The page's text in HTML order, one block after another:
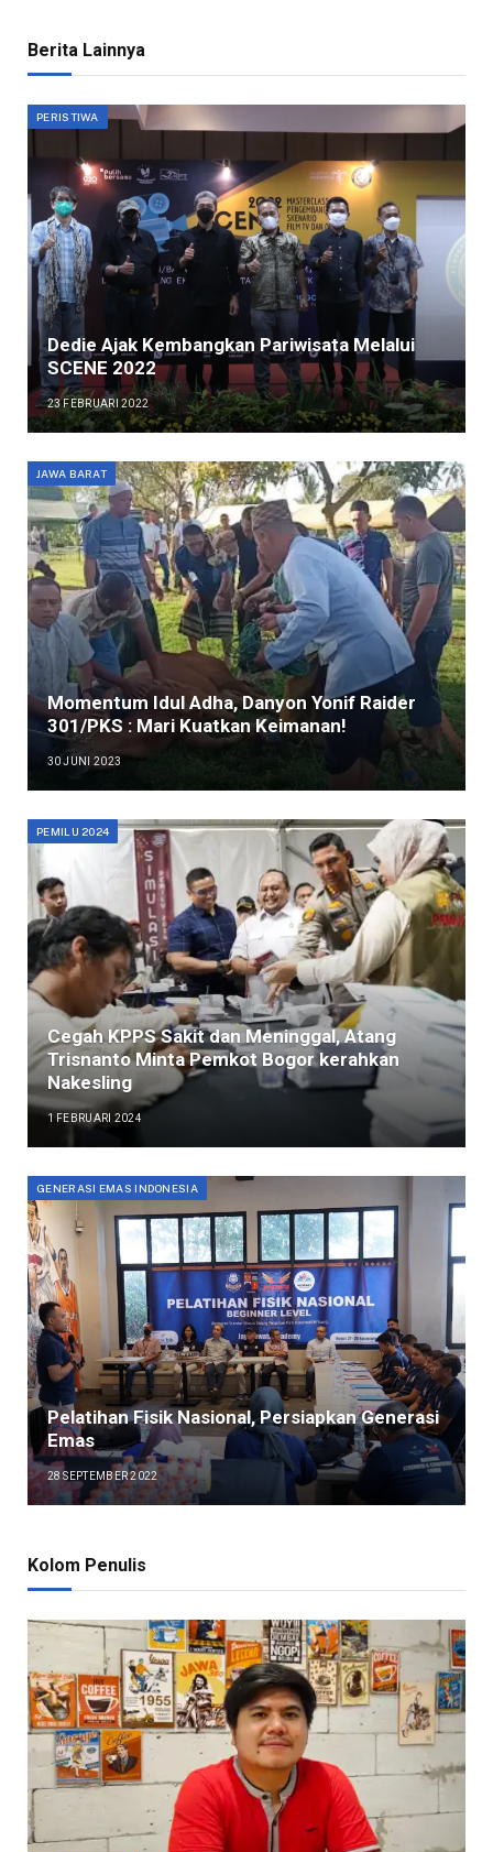
Berita Lainnya
PERISTIWA
Dedie Ajak Kembangkan Pariwisata Melalui
SCENE 2022
23 FEBRUARI 2022
JAWA BARAT
Momentum Idul Adha, Danyon Yonif Raider
301/PKS : Mari Kuatkan Keimanan!
30 JUNI 2023
PEMILU 2024
Cegah KPPS Sakit dan Meninggal, Atang
Trisnanto Minta Pemkot Bogor kerahkan
Nakesling
1 FEBRUARI 2024
GENERASI EMAS INDONESIA
Pelatihan Fisik Nasional, Persiapkan Generasi
Emas
28 SEPTEMBER 2022
Kolom Penulis